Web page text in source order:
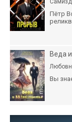
Пётр
Веда
Вы